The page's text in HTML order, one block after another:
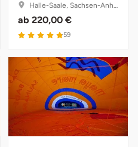
Halle-Saale, Sachsen-Anhalt
ab 220,00 €
59